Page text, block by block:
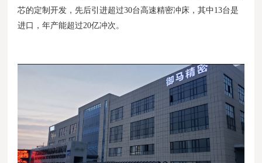
芯的定制开发，先后引进超过30台高速精密冲床，其中13台是
进口，年产能超过20亿冲次。